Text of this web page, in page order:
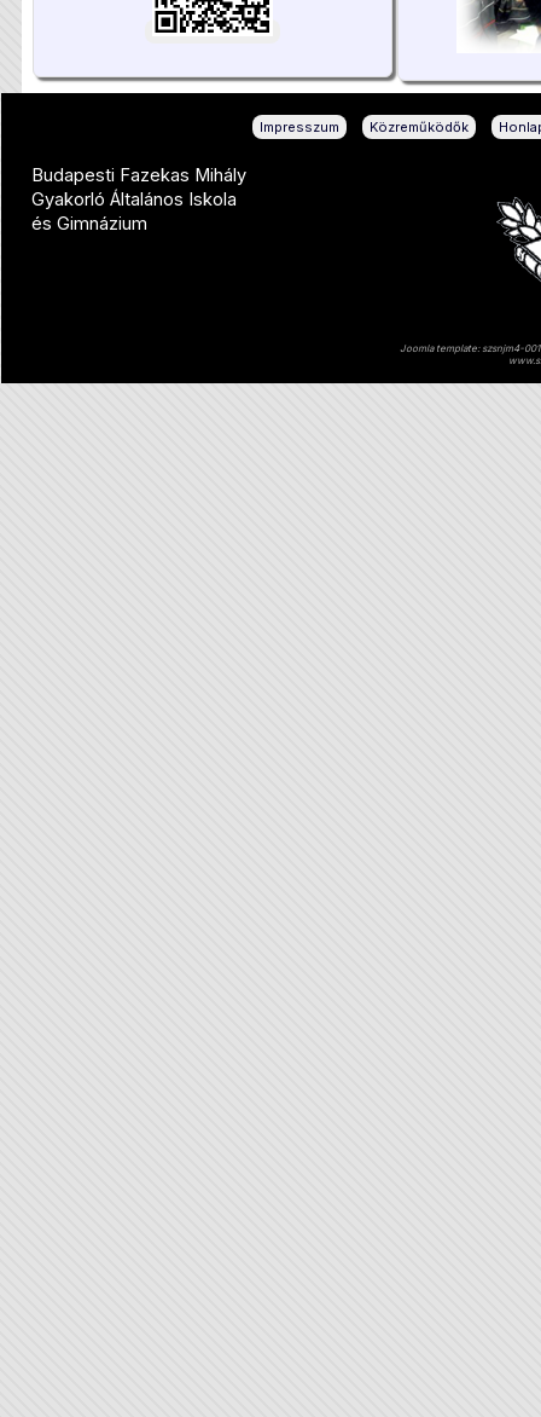
Impresszum Közreműködők
Budapesti Fazekas Mihály
Gyakorló Általános Iskola
és Gimnázium
Joomla template: szsnjm4-